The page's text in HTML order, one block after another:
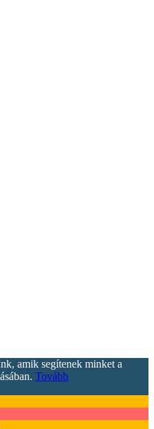
amik segítenek minket a
Tovább